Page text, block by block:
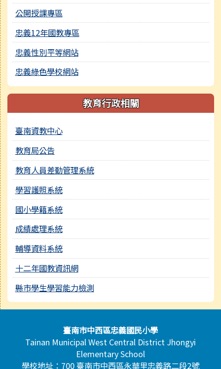
公開授課專區
忠義12年國教專區
忠義性別平等網站
忠義綠色學校網站
教育行政相關
臺南資教中心
教育局公告
教育人員差勤管理系統
學習護照系統
國小學籍系統
成績處理系統
輔導資料系統
十二年國教資訊網
縣市學生學習能力檢測
頁尾區域內容臺南市中西區忠義國民小學
Tainan Municipal West Central District Jhongyi
Elementary School
學校地址：700 臺南市中西區永華里忠義路二段2號